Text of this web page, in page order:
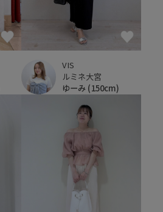
VIS
ルミネ大宮
ゆーみ (150cm)